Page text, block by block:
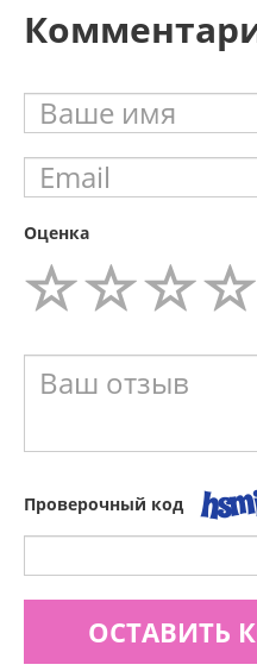
Оценка
Проверочный код
ОСТАВИТЬ